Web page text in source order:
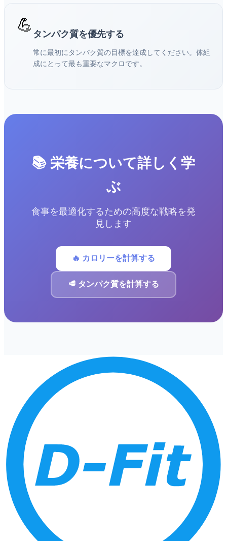
💪 タンパク質を優先する
常に最初にタンパク質の目標を達成してください。体組
成にとって最も重要なマクロです。
📚 栄養について詳しく学
ぶ
食事を最適化するための高度な戦略を発
見します
🔥 カロリーを計算する
🥩 タンパク質を計算する